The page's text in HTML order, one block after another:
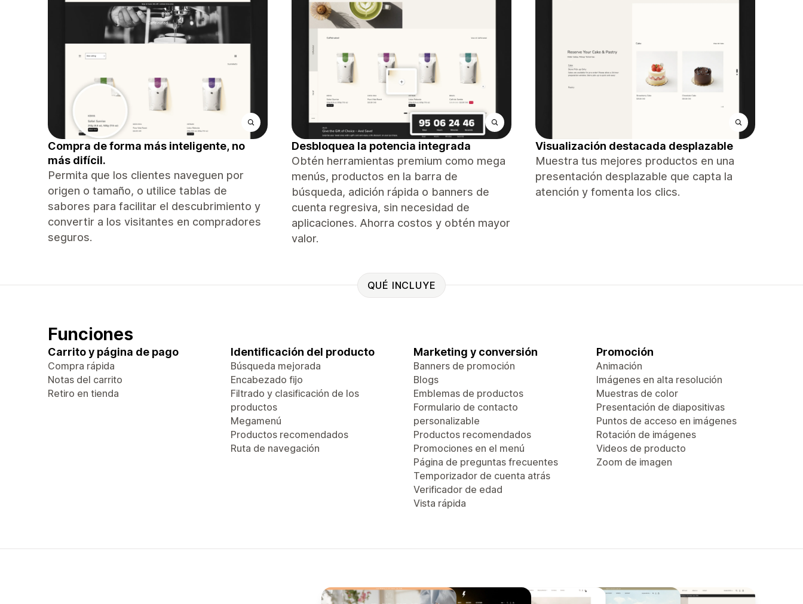
Compra de forma más inteligente, no
más difícil.
Permita que los clientes naveguen por
origen o tamaño, o utilice tablas de
sabores para facilitar el descubrimiento y
convertir a los visitantes en compradores
seguros.
Desbloquea la potencia integrada
Obtén herramientas premium como mega
menús, productos en la barra de
búsqueda, adición rápida o banners de
cuenta regresiva, sin necesidad de
aplicaciones. Ahorra costos y obtén mayor
valor.
Visualización destacada desplazable
Muestra tus mejores productos en una
presentación desplazable que capta la
atención y fomenta los clics.
QUÉ INCLUYE
Funciones
Carrito y página de pago
Compra rápida
Notas del carrito
Retiro en tienda
Identificación del producto
Búsqueda mejorada
Encabezado fijo
Filtrado y clasificación de los
productos
Megamenú
Productos recomendados
Ruta de navegación
Marketing y conversión
Banners de promoción
Blogs
Emblemas de productos
Formulario de contacto
personalizable
Productos recomendados
Promociones en el menú
Página de preguntas frecuentes
Temporizador de cuenta atrás
Verificador de edad
Vista rápida
Promoción
Animación
Imágenes en alta resolución
Muestras de color
Presentación de diapositivas
Puntos de acceso en imágenes
Rotación de imágenes
Videos de producto
Zoom de imagen